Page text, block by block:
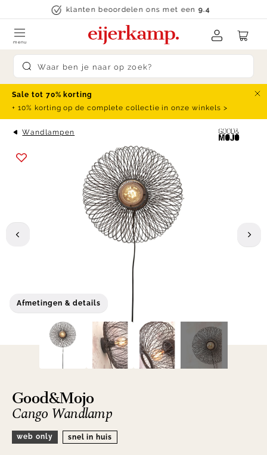
Skip to contentklanten beoordelen ons met een9.4
Submit search
menu
Sale tot 70% korting
+ 10% korting op de complete collectie in onze winkels >
Wandlampen
Afmetingen & details
Good&Mojo
Cango Wandlamp
web only snel in huis